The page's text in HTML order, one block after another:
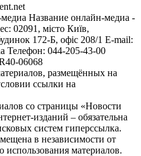
Название онлайн-медиа -
02091, місто Київ,
172-Б, офіс 208/1 E-mail:
Телефон: 044-205-43-00
06068
размещённых на
ссылки на
со страницы «Новости
изданий – обязательна
систем гиперссылка.
в независимости от
использования материалов.